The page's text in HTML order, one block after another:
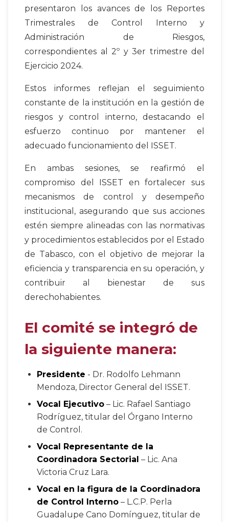
presentaron los avances de los Reportes
Trimestrales de Control Interno y
Administración de Riesgos,
correspondientes al 2º y 3er trimestre del
Ejercicio 2024.
Estos informes reflejan el seguimiento
constante de la institución en la gestión de
riesgos y control interno, destacando el
esfuerzo continuo por mantener el
adecuado funcionamiento del ISSET.
En ambas sesiones, se reafirmó el
compromiso del ISSET en fortalecer sus
mecanismos de control y desempeño
institucional, asegurando que sus acciones
estén siempre alineadas con las normativas
y procedimientos establecidos por el Estado
de Tabasco, con el objetivo de mejorar la
eficiencia y transparencia en su operación, y
contribuir al bienestar de sus
derechohabientes.
El comité se integró de
la siguiente manera:
Presidente - Dr. Rodolfo Lehmann
Mendoza, Director General del ISSET.
Vocal Ejecutivo – Lic. Rafael Santiago
Rodríguez, titular del Órgano Interno
de Control.
Vocal Representante de la
Coordinadora Sectorial – Lic. Ana
Victoria Cruz Lara.
Vocal en la figura de la Coordinadora
de Control Interno – L.C.P. Perla
Guadalupe Cano Domínguez, titular de